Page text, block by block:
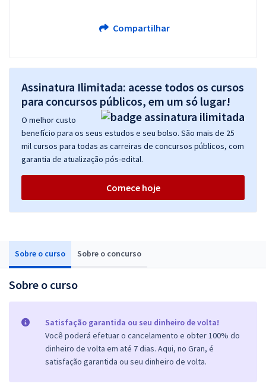
Sobre o curso Sobre o concurso
Sobre o curso
Satisfação garantida ou seu dinheiro de volta!
Você poderá efetuar o cancelamento e obter 100% do
dinheiro de volta em até 7 dias. Aqui, no Gran, é
satisfação garantida ou seu dinheiro de volta.
Compartilhar
Assinatura Ilimitada: acesse todos os cursos
para concursos públicos, em um só lugar!
O melhor custo
benefício para os seus estudos e seu bolso. São mais de 25
mil cursos para todas as carreiras de concursos públicos, com
garantia de atualização pós-edital.
Comece hoje